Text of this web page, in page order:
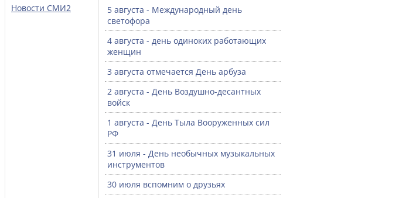
Новости СМИ2
5 августа - Международный день
светофора
4 августа - день одиноких работающих
женщин
3 августа отмечается День арбуза
2 августа - День Воздушно-десантных
войск
1 августа - День Тыла Вооруженных сил
РФ
31 июля - День необычных музыкальных
инструментов
30 июля вспомним о друзьях